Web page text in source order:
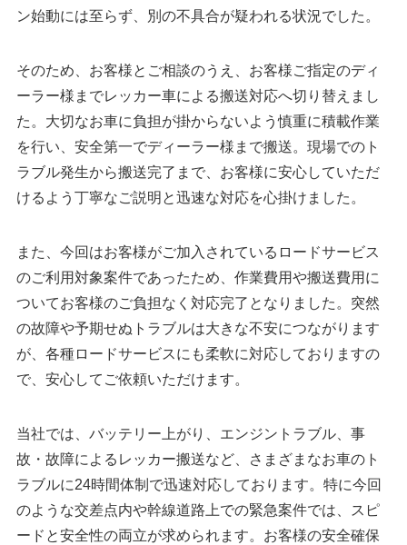
ン始動には至らず、別の不具合が疑われる状況でした。
そのため、お客様とご相談のうえ、お客様ご指定のディ
ーラー様までレッカー車による搬送対応へ切り替えまし
た。大切なお車に負担が掛からないよう慎重に積載作業
を行い、安全第一でディーラー様まで搬送。現場でのト
ラブル発生から搬送完了まで、お客様に安心していただ
けるよう丁寧なご説明と迅速な対応を心掛けました。
また、今回はお客様がご加入されているロードサービス
のご利用対象案件であったため、作業費用や搬送費用に
ついてお客様のご負担なく対応完了となりました。突然
の故障や予期せぬトラブルは大きな不安につながります
が、各種ロードサービスにも柔軟に対応しておりますの
で、安心してご依頼いただけます。
当社では、バッテリー上がり、エンジントラブル、事
故・故障によるレッカー搬送など、さまざまなお車のト
ラブルに24時間体制で迅速対応しております。特に今回
のような交差点内や幹線道路上での緊急案件では、スピ
ードと安全性の両立が求められます。お客様の安全確保